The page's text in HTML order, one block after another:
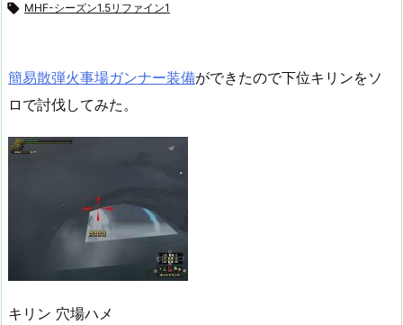
 MHF-シーズン1.5リファイン1
簡易散弾火事場ガンナー装備ができたので下位キリンをソ
ロで討伐してみた。
キリン 穴場ハメ